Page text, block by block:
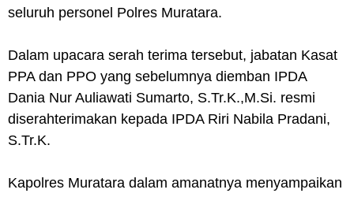
seluruh personel Polres Muratara.
Dalam upacara serah terima tersebut, jabatan Kasat
PPA dan PPO yang sebelumnya diemban IPDA
Dania Nur Auliawati Sumarto, S.Tr.K.,M.Si. resmi
diserahterimakan kepada IPDA Riri Nabila Pradani,
S.Tr.K.
Kapolres Muratara dalam amanatnya menyampaikan